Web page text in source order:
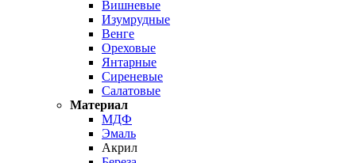
Вишневые
Изумрудные
Венге
Ореховые
Янтарные
Сиреневые
Салатовые
Материал
МДФ
Эмаль
Акрил